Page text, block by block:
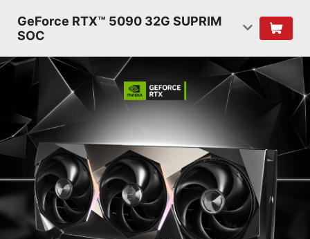
GeForce RTX™ 5090 32G SUPRIM
SOC